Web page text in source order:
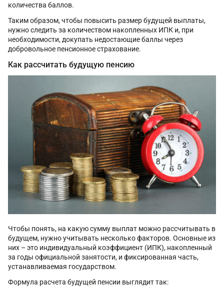
количества баллов.
Таким образом, чтобы повысить размер будущей выплаты,
нужно следить за количеством накопленных ИПК и, при
необходимости, докупать недостающие баллы через
добровольное пенсионное страхование.
Как рассчитать будущую пенсию
Чтобы понять, на какую сумму выплат можно рассчитывать в
будущем, нужно учитывать несколько факторов. Основные из
них – это индивидуальный коэффициент (ИПК), накопленный
за годы официальной занятости, и фиксированная часть,
устанавливаемая государством.
Формула расчета будущей пенсии выглядит так: